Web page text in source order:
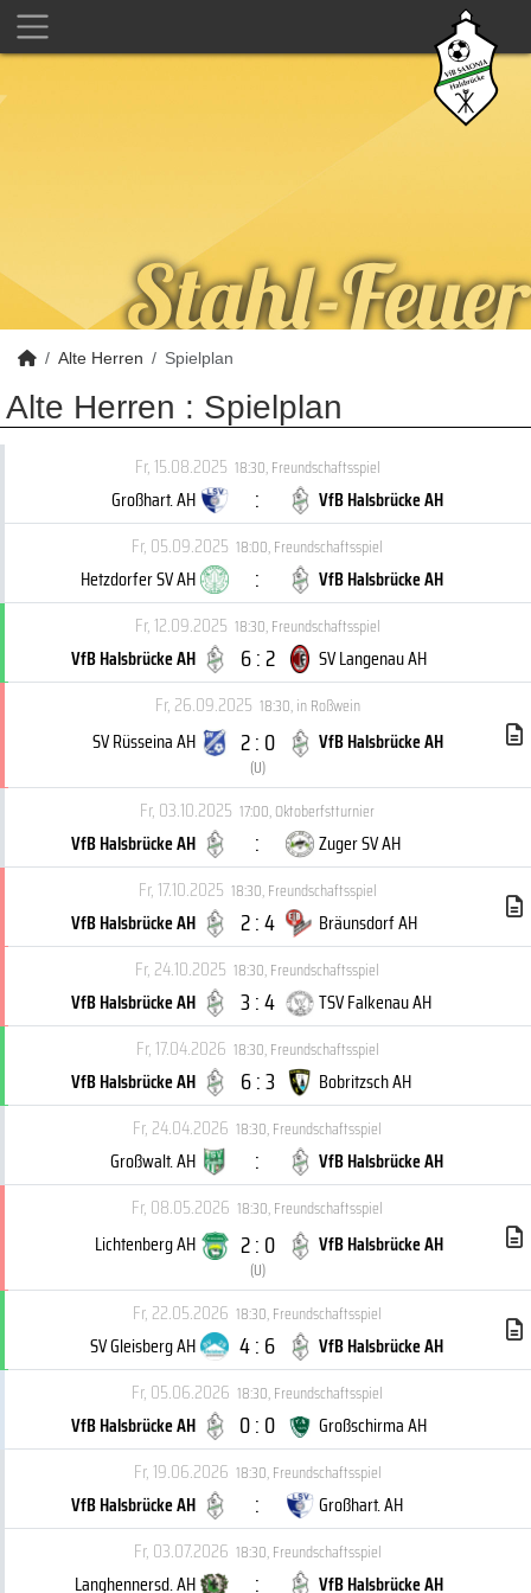
Alte Herren Spielplan
Alte Herren : Spielplan
Fr, 15.08.2025 18:30,Freundschaftsspiel
Großhart. AH :
VfB Halsbrücke AH
Fr, 05.09.2025 18:00,Freundschaftsspiel
Hetzdorfer SV AH :
VfB Halsbrücke AH
Fr, 12.09.2025 18:30,Freundschaftsspiel
VfB Halsbrücke AH 6 : 2
SV Langenau AH
Fr, 26.09.2025 18:30,in Roßwein
SV Rüsseina AH 2 : 0
(U)
VfB Halsbrücke AH
Fr, 03.10.2025 17:00,Oktoberfstturnier
VfB Halsbrücke AH :
Zuger SV AH
Fr, 17.10.2025 18:30,Freundschaftsspiel
VfB Halsbrücke AH 2 : 4
Bräunsdorf AH
Fr, 24.10.2025 18:30,Freundschaftsspiel
VfB Halsbrücke AH 3 : 4
TSV Falkenau AH
Fr, 17.04.2026 18:30,Freundschaftsspiel
VfB Halsbrücke AH 6 : 3
Bobritzsch AH
Fr, 24.04.2026 18:30,Freundschaftsspiel
Großwalt. AH :
VfB Halsbrücke AH
Fr, 08.05.2026 18:30,Freundschaftsspiel
Lichtenberg AH 2 : 0
(U)
VfB Halsbrücke AH
Fr, 22.05.2026 18:30,Freundschaftsspiel
SV Gleisberg AH 4 : 6
VfB Halsbrücke AH
Fr, 05.06.2026 18:30,Freundschaftsspiel
VfB Halsbrücke AH 0 : 0
Großschirma AH
Fr, 19.06.2026 18:30,Freundschaftsspiel
VfB Halsbrücke AH :
Großhart. AH
Fr, 03.07.2026 18:30,Freundschaftsspiel
Langhennersd. AH : VfB Halsbrücke AH